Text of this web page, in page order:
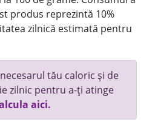
produs reprezintă 10%
zilnică estimată pentru
tău caloric și de
zilnic pentru a-ți atinge
aici.